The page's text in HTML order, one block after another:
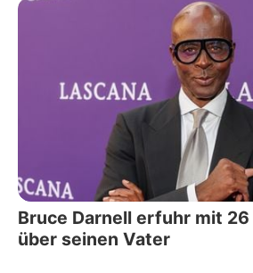
Bruce Darnell erfuhr mit
über seinen Vater